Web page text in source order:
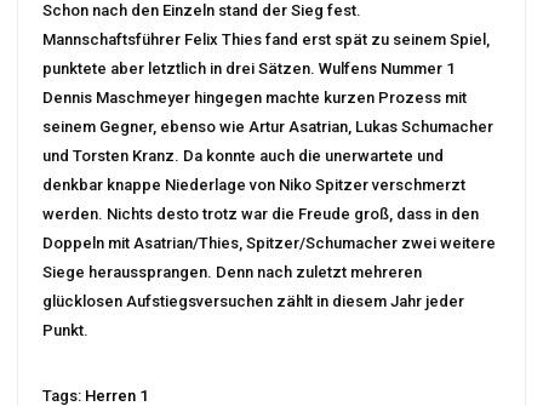
Schon nach den Einzeln stand der Sieg fest.
Mannschaftsführer Felix Thies fand erst spät zu seinem Spiel,
punktete aber letztlich in drei Sätzen. Wulfens Nummer 1
Dennis Maschmeyer hingegen machte kurzen Prozess mit
seinem Gegner, ebenso wie Artur Asatrian, Lukas Schumacher
und Torsten Kranz. Da konnte auch die unerwartete und
denkbar knappe Niederlage von Niko Spitzer verschmerzt
werden. Nichts desto trotz war die Freude groß, dass in den
Doppeln mit Asatrian/Thies, Spitzer/Schumacher zwei weitere
Siege heraussprangen. Denn nach zuletzt mehreren
glücklosen Aufstiegsversuchen zählt in diesem Jahr jeder
Punkt.
Tags: Herren 1